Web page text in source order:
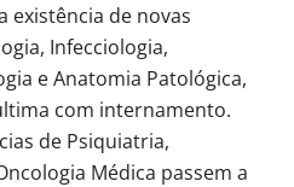
existência de novas
Infecciologia,
e Anatomia Patológica,
com internamento.
de Psiquiatria,
Médica passem a